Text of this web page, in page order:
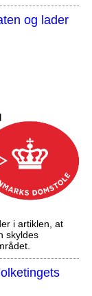
og lader
i artiklen, at
skyldes